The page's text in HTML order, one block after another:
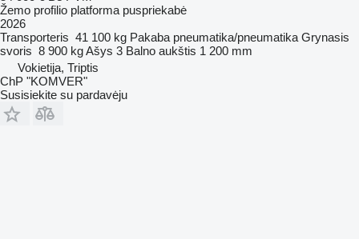
Žemo profilio platforma puspriekabė
2026
Transporteris 41 100 kg Pakaba pneumatika/pneumatika Grynasis
svoris 8 900 kgAšys 3 Balno aukštis 1 200 mm
Vokietija, Triptis
ChP "KOMVER"
Susisiekite su pardavėju